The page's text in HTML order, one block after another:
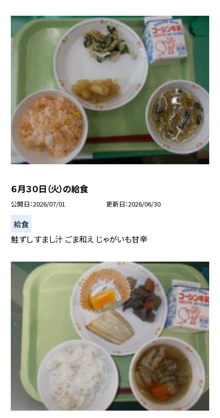
６月３０日（火）の給食
公開日 2026/07/01 更新日 2026/06/30
給食
鮭ずし すまし汁 ごま和え じゃがいも甘辛